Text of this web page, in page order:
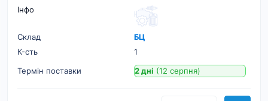
Інфо
Склад
БЦ
К-cть
1
Термін поставки
2 дні (12 серпня)